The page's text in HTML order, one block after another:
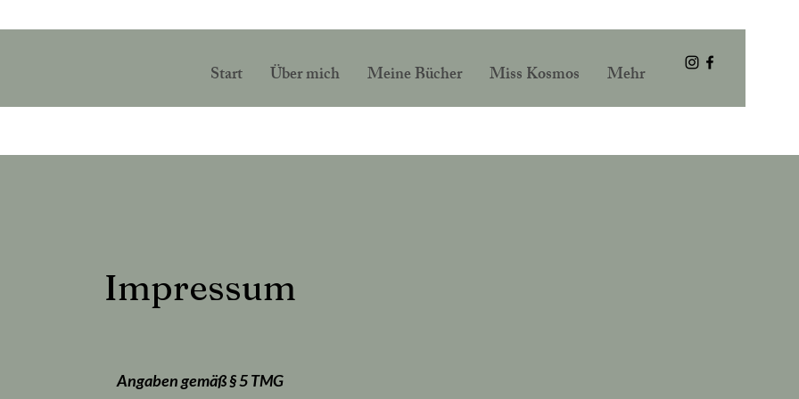
Anmelden
Start Über mich Meine Bücher Miss Kosmos Mehr
Impressum
Angaben gemäß § 5 TMG